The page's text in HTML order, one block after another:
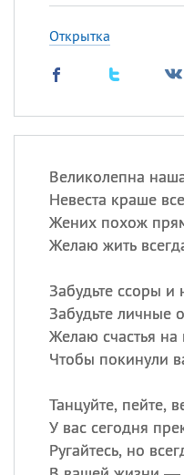
Открытка
Великолепна
Невеста краше
Жених похож
Желаю жить
Забудьте ссоры и
Забудьте личные
Желаю счастья на
Чтобы покинули
Танцуйте, пейте,
У вас сегодня
Ругайтесь, но